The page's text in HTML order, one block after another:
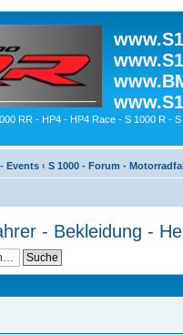
RR - HP4 - HP4 Race - S 1000 R -
Events ‹ S 1000 - Forum -
- Bekleidung -